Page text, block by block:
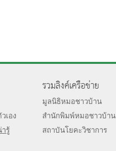
เอง
รู้
รวมลิงค์เครือข่าย
มูลนิธิหมอชาวบ้าน
สำนักพิมพ์หมอชาวบ้าน
สถาบันโยคะวิชาการ